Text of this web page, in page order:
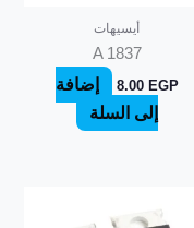
أيسيهات
A 1837
8.00 EGP
إضافة
إلى السلة